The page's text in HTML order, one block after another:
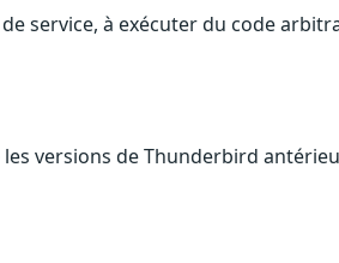
à exécuter du code
versions de Thunderbird